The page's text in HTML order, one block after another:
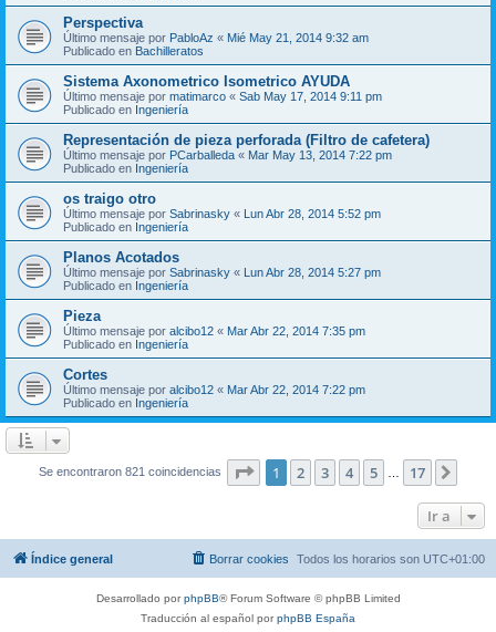
Perspectiva
Último mensaje por PabloAz « Mié May 21, 2014 9:32 am
Publicado en Bachilleratos
Sistema Axonometrico Isometrico AYUDA
Último mensaje por matimarco « Sab May 17, 2014 9:11 pm
Publicado en Ingeniería
Representación de pieza perforada (Filtro de cafetera)
Último mensaje por PCarballeda « Mar May 13, 2014 7:22 pm
Publicado en Ingeniería
os traigo otro
Último mensaje por Sabrinasky « Lun Abr 28, 2014 5:52 pm
Publicado en Ingeniería
Planos Acotados
Último mensaje por Sabrinasky « Lun Abr 28, 2014 5:27 pm
Publicado en Ingeniería
Pieza
Último mensaje por alcibo12 « Mar Abr 22, 2014 7:35 pm
Publicado en Ingeniería
Cortes
Último mensaje por alcibo12 « Mar Abr 22, 2014 7:22 pm
Publicado en Ingeniería
Se encontraron 821 coincidencias Página de 17
1 2 3 4 5 17
Ir a
Índice general Todos los horarios son UTC+01:00
Borrar cookies
Desarrollado porphpBB® Forum Software © phpBB Limited
Traducción al español porphpBB España